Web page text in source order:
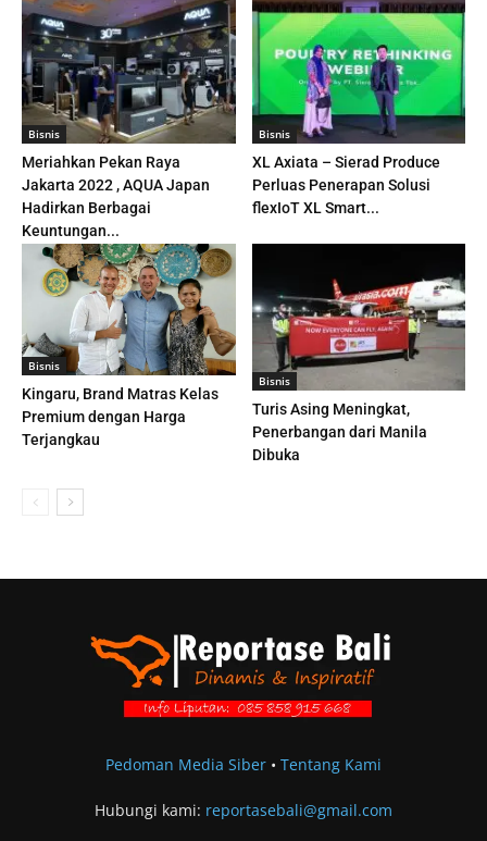
Bisnis
Meriahkan Pekan Raya
Jakarta 2022 , AQUA Japan
Hadirkan Berbagai
Keuntungan...
Bisnis
XL Axiata – Sierad Produce
Perluas Penerapan Solusi
flexIoT XL Smart...
Bisnis
Kingaru, Brand Matras Kelas
Premium dengan Harga
Terjangkau
Bisnis
Turis Asing Meningkat,
Penerbangan dari Manila
Dibuka
Pedoman Media Siber• Tentang Kami
Hubungi kami: reportasebali@gmail.com